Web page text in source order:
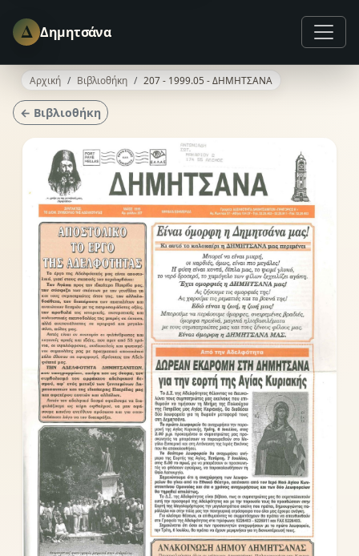
Δ Δημητσάνα
Αρχική Βιβλιοθήκη 207 - 1999.05 - ΔΗΜΗΤΣΑΝΑ
← Βιβλιοθήκη